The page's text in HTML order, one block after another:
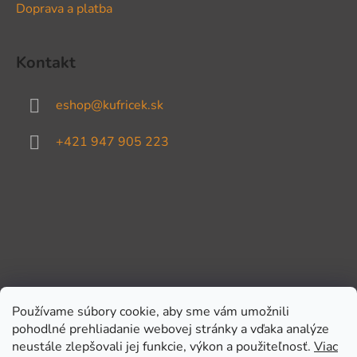
Používame súbory cookie, aby sme vám umožnili
pohodlné prehliadanie webovej stránky a vďaka analýze
neustále zlepšovali jej funkcie, výkon a použiteľnosť. Viac
Doprava a platba
Kontakt
eshop@kufricek.sk
+421 947 905 223
Prijímame online platby